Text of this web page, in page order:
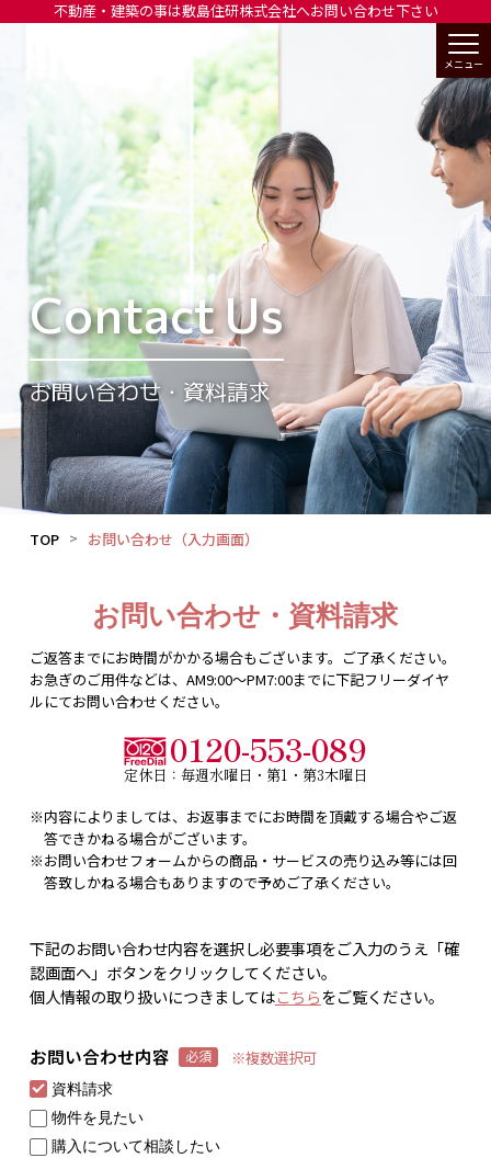
不動産・建築の事は敷島住研株式会社へお問い合わせ下さい
Contact Us
お問い合わせ・資料請求
TOP お問い合わせ（入力画面）
お問い合わせ・資料請求
ご返答までにお時間がかかる場合もございます。ご了承ください。
お急ぎのご用件などは、AM9:00〜PM7:00までに下記フリーダイヤ
ルにてお問い合わせください。
0120-553-089
定休日：毎週水曜日・第1・第3木曜日
※内容によりましては、お返事までにお時間を頂戴する場合やご返
答できかねる場合がございます。
※お問い合わせフォームからの商品・サービスの売り込み等には回
答致しかねる場合もありますので予めご了承ください。
下記のお問い合わせ内容を選択し必要事項をご入力のうえ「確
認画面へ」ボタンをクリックしてください。
個人情報の取り扱いにつきましてはこちらをご覧ください。
お問い合わせ内容 必須 ※複数選択可
資料請求
物件を見たい
購入について相談したい